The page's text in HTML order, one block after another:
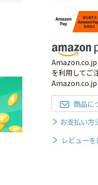
Amazon.co.jp
を利用してご
Amazon.co.jp
商品に
お支払い方
レビューを